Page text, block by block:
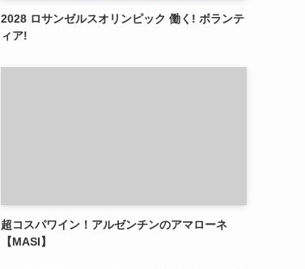
2028 ロサンゼルスオリンピック 働く! ボランテ
ィア!
超コスパワイン！アルゼンチンのアマローネ
【MASI】